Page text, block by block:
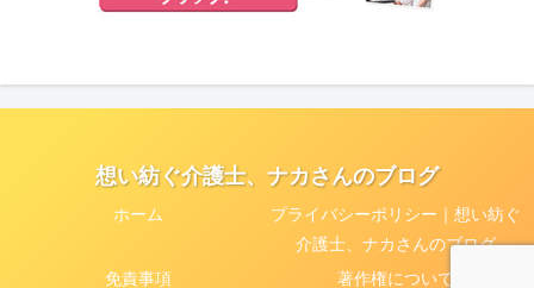
想い紡ぐ介護士、ナカさんのブログ
ホーム
プライバシーポリシー｜想い紡ぐ
介護士、ナカさんのブログ
免責事項
著作権について